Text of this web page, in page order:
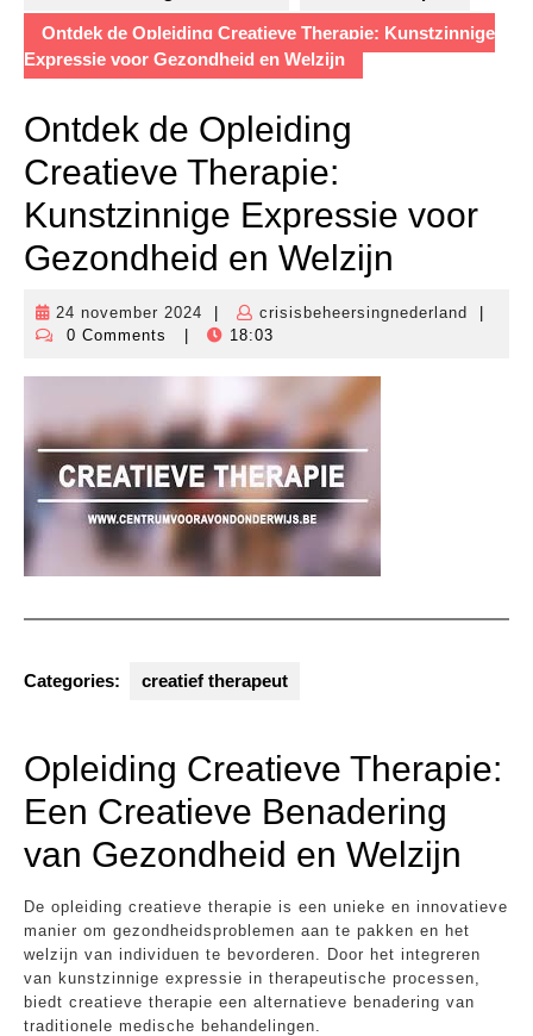
Ontdek de Opleiding Creatieve Therapie: Kunstzinnige
Expressie voor Gezondheid en Welzijn
Ontdek de Opleiding
Creatieve Therapie:
Kunstzinnige Expressie voor
Gezondheid en Welzijn
24 november 2024
24
november
crisisbeheersingnederland
0 Comments
18:03
Categories: creatief therapeut
Opleiding Creatieve Therapie:
Een Creatieve Benadering
van Gezondheid en Welzijn
De opleiding creatieve therapie is een unieke en innovatieve
manier om gezondheidsproblemen aan te pakken en het
welzijn van individuen te bevorderen. Door het integreren
van kunstzinnige expressie in therapeutische processen,
biedt creatieve therapie een alternatieve benadering van
traditionele medische behandelingen.